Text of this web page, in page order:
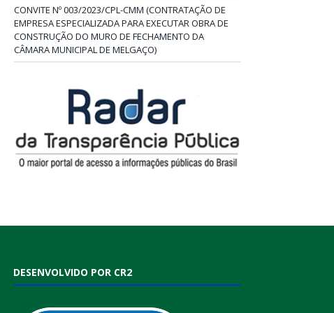
CONVITE Nº 003/2023/CPL-CMM (CONTRATAÇÃO DE
EMPRESA ESPECIALIZADA PARA EXECUTAR OBRA DE
CONSTRUÇÃO DO MURO DE FECHAMENTO DA
CÂMARA MUNICIPAL DE MELGAÇO)
DESENVOLVIDO POR CR2